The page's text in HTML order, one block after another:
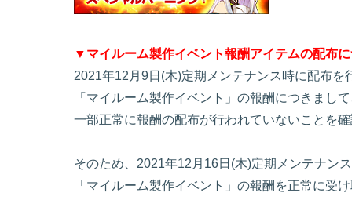
▼マイルーム製作イベント報酬アイテムの配布
2021年12月9日(木)定期メンテナンス時に配布を
「マイルーム製作イベント」の報酬につきまし
一部正常に報酬の配布が行われていないことを
そのため、2021年12月16日(木)定期メンテナン
「マイルーム製作イベント」の報酬を正常に受